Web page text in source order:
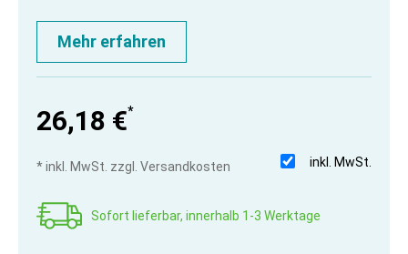
Mehr erfahren
26,18 €*
inkl. MwSt.
* inkl. MwSt. zzgl. Versandkosten
Sofort lieferbar, innerhalb 1-3 Werktage